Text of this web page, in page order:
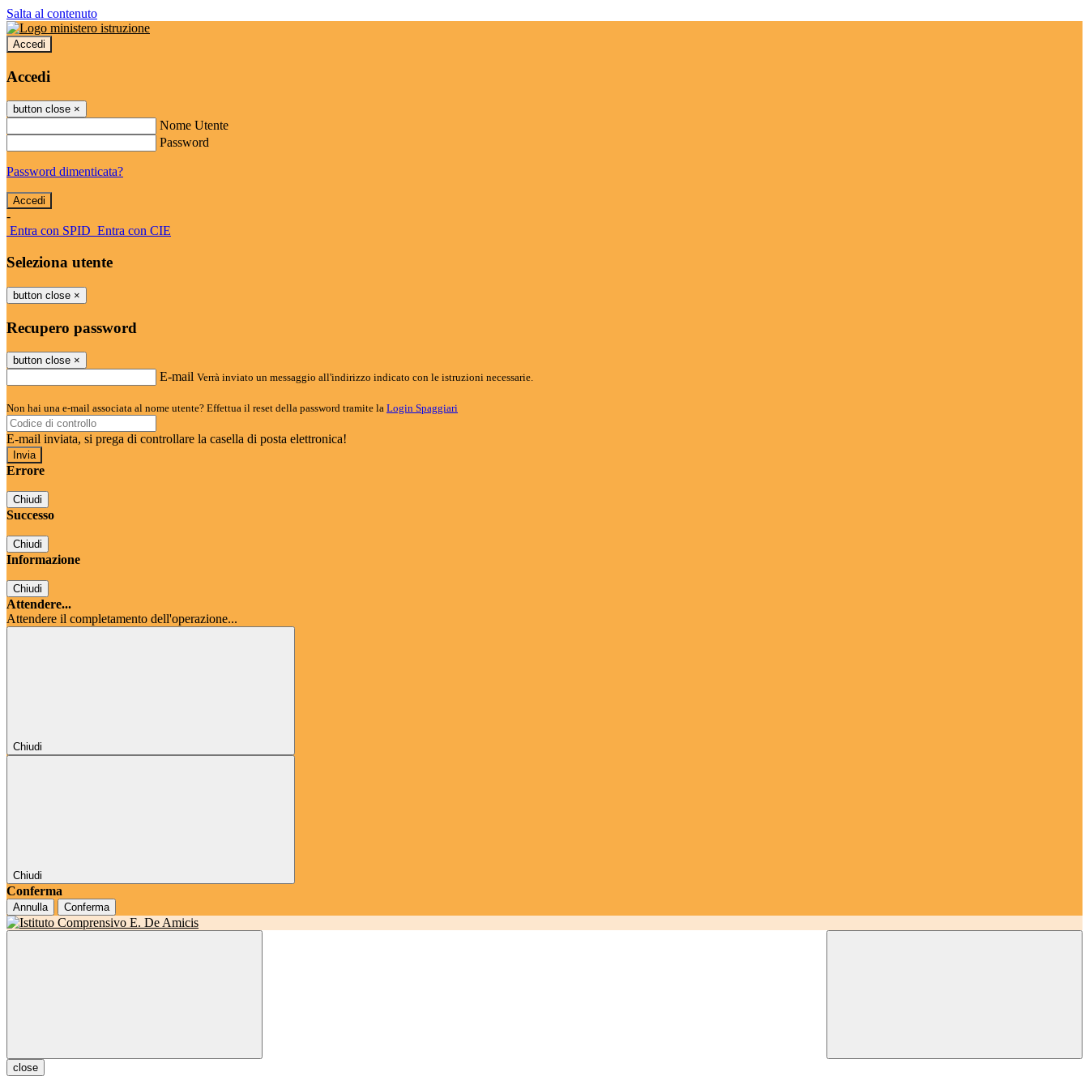
Salta al contenuto
Accedi
Accedi
button close ×
Nome Utente
Password
Password dimenticata?
-
Entra con SPID Entra con CIE
Seleziona utente
button close ×
Recupero password
button close ×
E-mail Verrà inviato un messaggio all'indirizzo indicato con le istruzioni necessarie.
Non hai una e-mail associata al nome utente? Effettua il reset della password tramite la Login Spaggiari
E-mail inviata, si prega di controllare la casella di posta elettronica!
Errore
Chiudi
Successo
Chiudi
Informazione
Chiudi
Attendere...
Attendere il completamento dell'operazione...
Chiudi
Chiudi
Conferma
Annulla Conferma
close